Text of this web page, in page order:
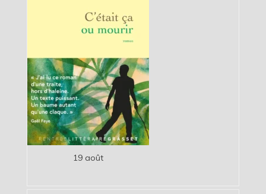
19 août